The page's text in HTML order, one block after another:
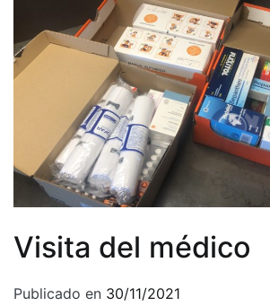
Visita del médico
Publicado en 30/11/2021